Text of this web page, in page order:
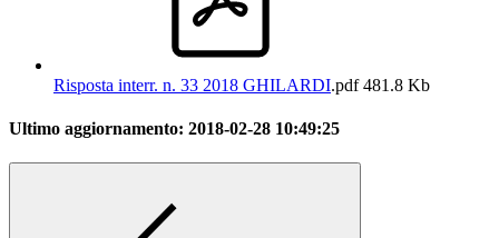
Risposta interr. n. 33 2018 GHILARDI.pdf481.8 Kb
Ultimo aggiornamento: 2018-02-28 10:49:25